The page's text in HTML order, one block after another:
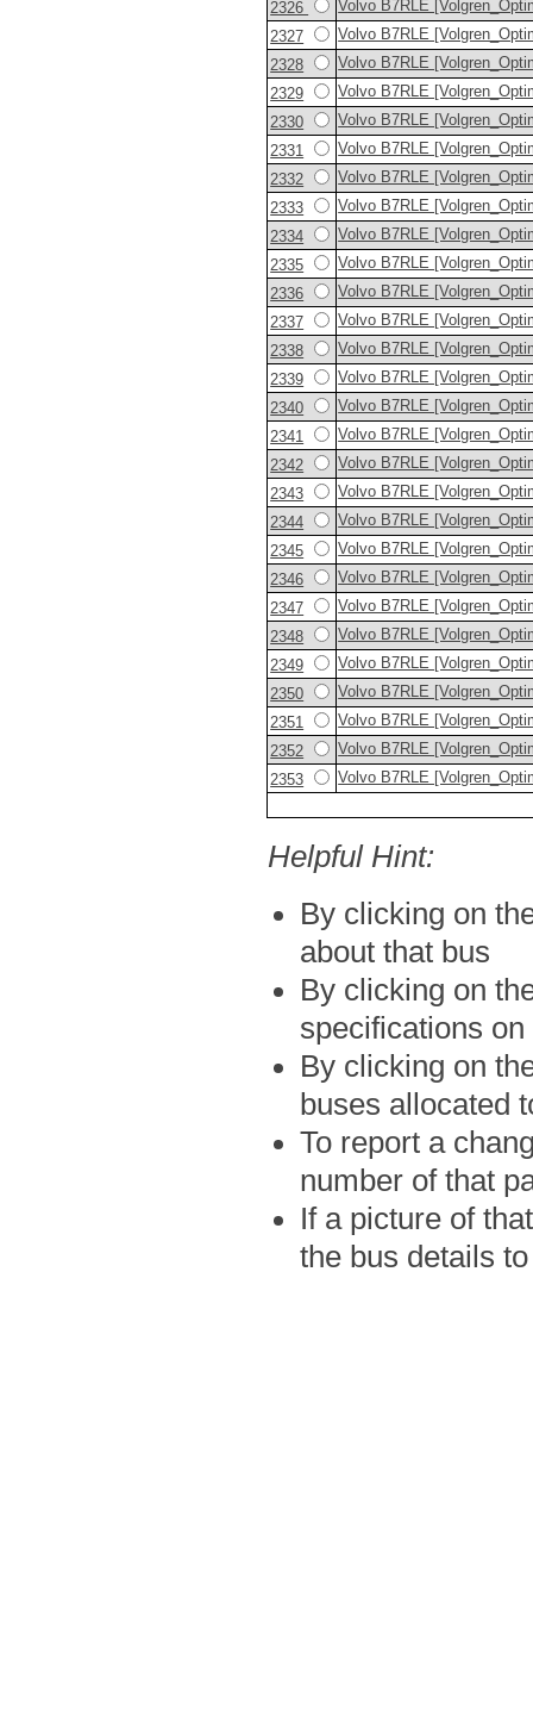
2326
Volvo B7RLE
2327
Volvo B7RLE
2328
Volvo B7RLE
2329
Volvo B7RLE
2330
Volvo B7RLE
2331
Volvo B7RLE
2332
Volvo B7RLE
2333
Volvo B7RLE
2334
Volvo B7RLE
2335
Volvo B7RLE
2336
Volvo B7RLE
2337
Volvo B7RLE
2338
Volvo B7RLE
2339
Volvo B7RLE
2340
Volvo B7RLE
2341
Volvo B7RLE
2342
Volvo B7RLE
2343
Volvo B7RLE
2344
Volvo B7RLE
2345
Volvo B7RLE
2346
Volvo B7RLE
2347
Volvo B7RLE
2348
Volvo B7RLE
2349
Volvo B7RLE
2350
Volvo B7RLE
2351
Volvo B7RLE
2352
Volvo B7RLE
2353
Volvo B7RLE
Helpful Hint:
By clicking on
about that bus
By clicking on
specifications
By clicking on
buses allocated
To report a
number of that
If a picture of
the bus details